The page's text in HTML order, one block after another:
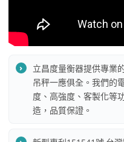
立昌度量衡器提供專業
吊秤一應俱全。我們的
度、高強度、客製化等
造，品質保證。